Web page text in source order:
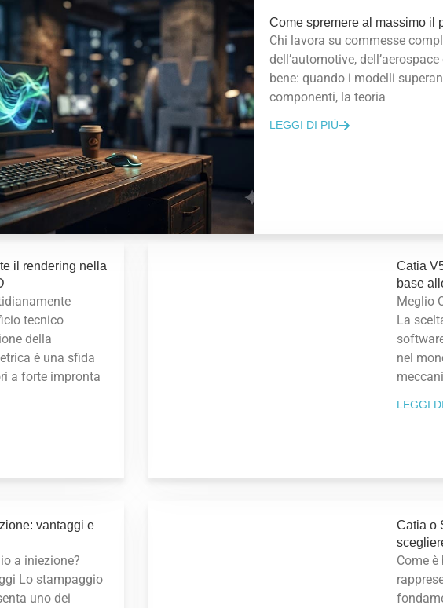
Come spremere al massimo il
Chi lavora su commesse
dell’automotive,
bene: quando i modelli
componenti, la teoria
LEGGI DI PIÙ
il rendering nella
tecnico
della
è una sfida
a forte impronta
Catia
base
Meglio
La
nel
LEGGI
vantaggi e
a iniezione?
Lo stampaggio
uno dei
Catia o
Come è